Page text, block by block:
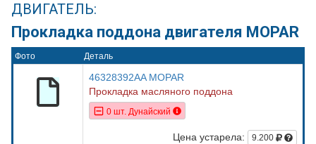
ДВИГАТЕЛЬ:
Прокладка поддона двигателя MOPAR
Фото Деталь
46328392AA MOPAR
Прокладка масляного поддона
0 шт. Дунайский
Цена устарела: 9.200